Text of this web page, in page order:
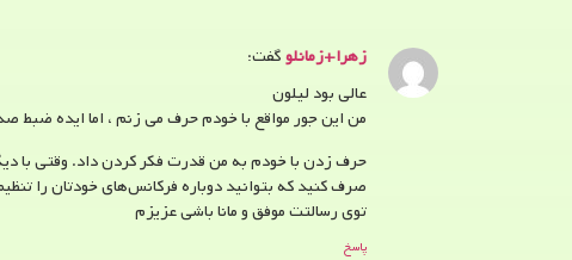
زهرا+زمانلوگفت:
عالی بود لیلون
من این جور مواقع با خودم حرف می زنم ، اما ایده ضبط
حرف زدن با خودم به من قدرت فکر کردن داد. وقتی با
صرف کنید که بتوانید دوباره فرکانس‌های خودتان را
توی رسالتت موفق و مانا باشی عزیزم
پاسخ